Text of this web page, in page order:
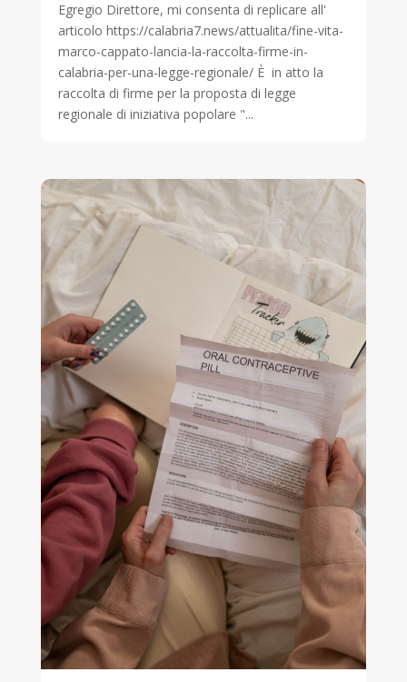
Egregio Direttore, mi consenta di replicare all'
articolo https://calabria7.news/attualita/fine-vita-
marco-cappato-lancia-la-raccolta-firme-in-
calabria-per-una-legge-regionale/ È in atto la
raccolta di firme per la proposta di legge
regionale di iniziativa popolare "...